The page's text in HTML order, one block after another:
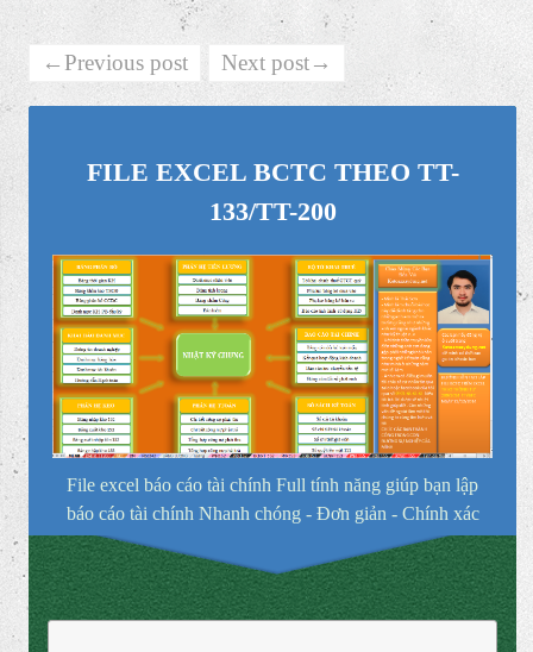
←Previous post Next post→
FILE EXCEL BCTC THEO TT-
133/TT-200